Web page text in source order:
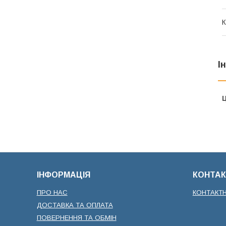
ІНФОРМАЦІЯ
ПРО НАС
ДОСТАВКА ТА ОПЛАТА
ПОВЕРНЕННЯ ТА ОБМІН